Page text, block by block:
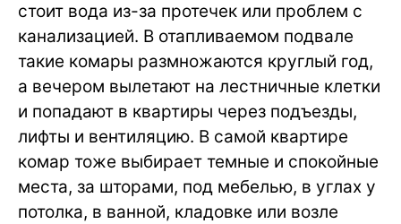
стоит вода из-за протечек или проблем с
канализацией. В отапливаемом подвале
такие комары размножаются круглый год,
а вечером вылетают на лестничные клетки
и попадают в квартиры через подъезды,
лифты и вентиляцию. В самой квартире
комар тоже выбирает темные и спокойные
места, за шторами, под мебелью, в углах у
потолка, в ванной, кладовке или возле